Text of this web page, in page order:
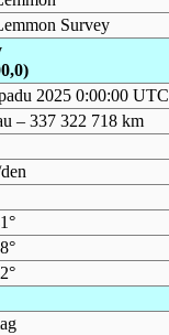
Survey
2025 0:00:00 UTC
– 337 322 718 km